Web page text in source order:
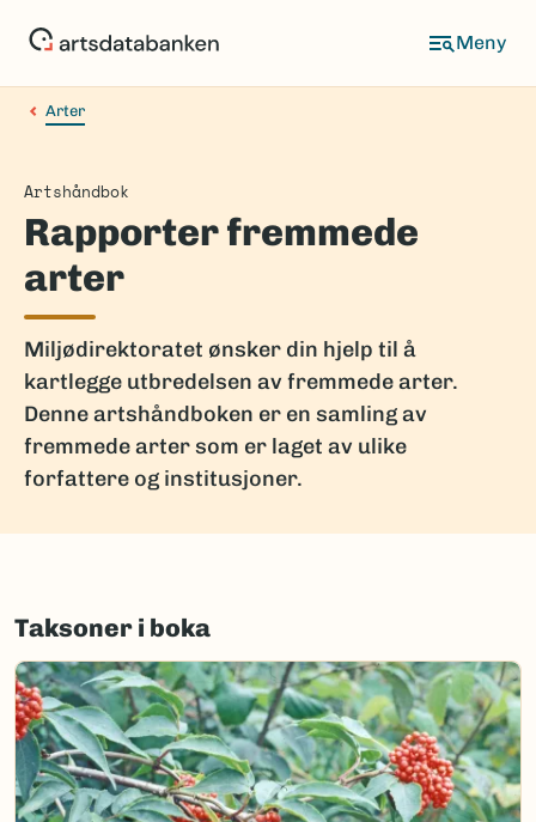
Arter
Artshåndbok
Rapporter fremmede
arter
Miljødirektoratet ønsker din hjelp til å
kartlegge utbredelsen av fremmede arter.
Denne artshåndboken er en samling av
fremmede arter som er laget av ulike
forfattere og institusjoner.
Taksoner i boka